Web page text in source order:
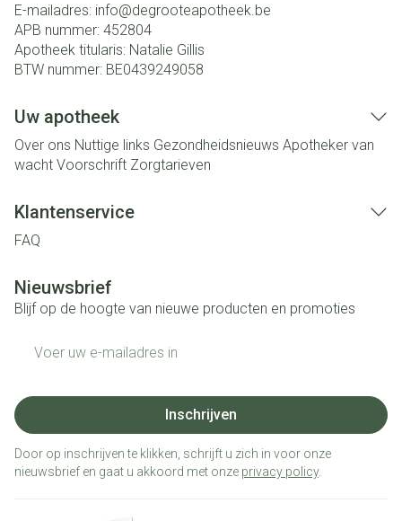
E-mailadres: info@degrooteapotheek.be
APB nummer: 452804
Apotheek titularis: Natalie Gillis
BTW nummer: BE0439249058
Uw apotheek
Over ons Nuttige links Gezondheidsnieuws Apotheker van
wacht Voorschrift Zorgtarieven
Klantenservice
FAQ
Nieuwsbrief
Blijf op de hoogte van nieuwe producten en promoties
Inschrijven
Door op inschrijven te klikken, schrijft u zich in voor onze
nieuwsbrief en gaat u akkoord met onze privacy policy.